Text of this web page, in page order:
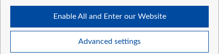
Контакти
Правила використання матеріалів
Обробка даних
The purposes of processing your data by TVP S.A. w likwidacji are as
follows:
Use limited data to select advertising
Advanced settings
Enable All and Enter our Website